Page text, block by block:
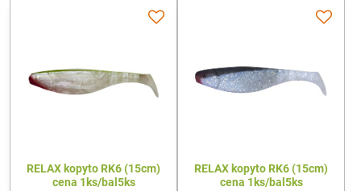
RELAX kopyto RK6 (15cm)
cena 1ks/bal5ks
RELAX kopyto RK6 (15cm)
cena 1ks/bal5ks